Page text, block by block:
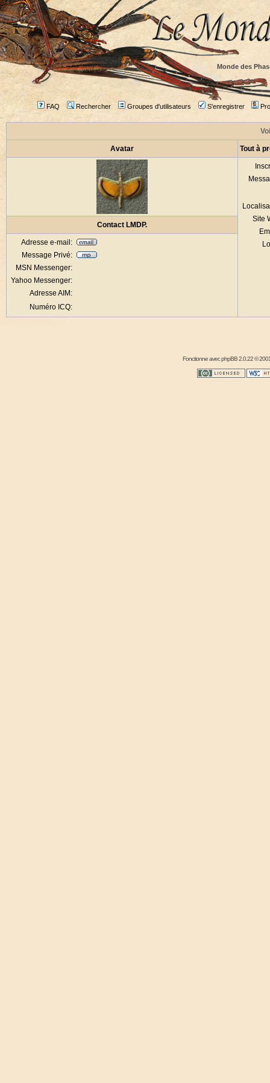
Monde des
FAQ Rechercher Groupes d'utilisateurs S'enregistrer
Avatar Tout à
Site
Contact LMDP.
Adresse e-mail:
Message Privé:
MSN Messenger:
Yahoo Messenger:
Adresse AIM:
Numéro ICQ:
Fonctionne avecphpBB2.0.22 ©